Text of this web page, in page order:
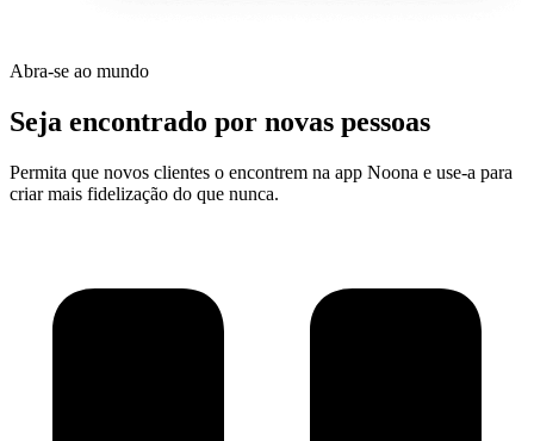
Abra-se ao mundo
Seja encontrado por novas pessoas
Permita que novos clientes o encontrem na app Noona e use-a para
criar mais fidelização do que nunca.